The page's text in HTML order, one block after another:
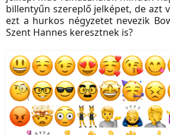
billentyűn szereplő jelképet, de azt
ezt a hurkos négyzetet nevezik
Szent Hannes keresztnek is?